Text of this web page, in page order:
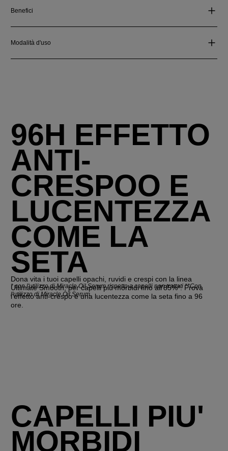
Benefici
Modalità d'uso
96H EFFETTO
ANTI-
CRESPOO E
LUCENTEZZA
COME LA
SETA
Dona vita i tuoi capelli opachi, ruvidi e crespi con la linea
Ultimate Smooth, per capelli più morbidi fino all'85%*. Prova
l'effetto anti-crespo e una lucentezza come la seta fino a 96
ore.
* con l'utilizzo di Miracle Oil Serum rispetto a capelli non trattati **Con
l'utilizzo di Miracle Oil Serum
CAPELLI PIU'
MORBIDI